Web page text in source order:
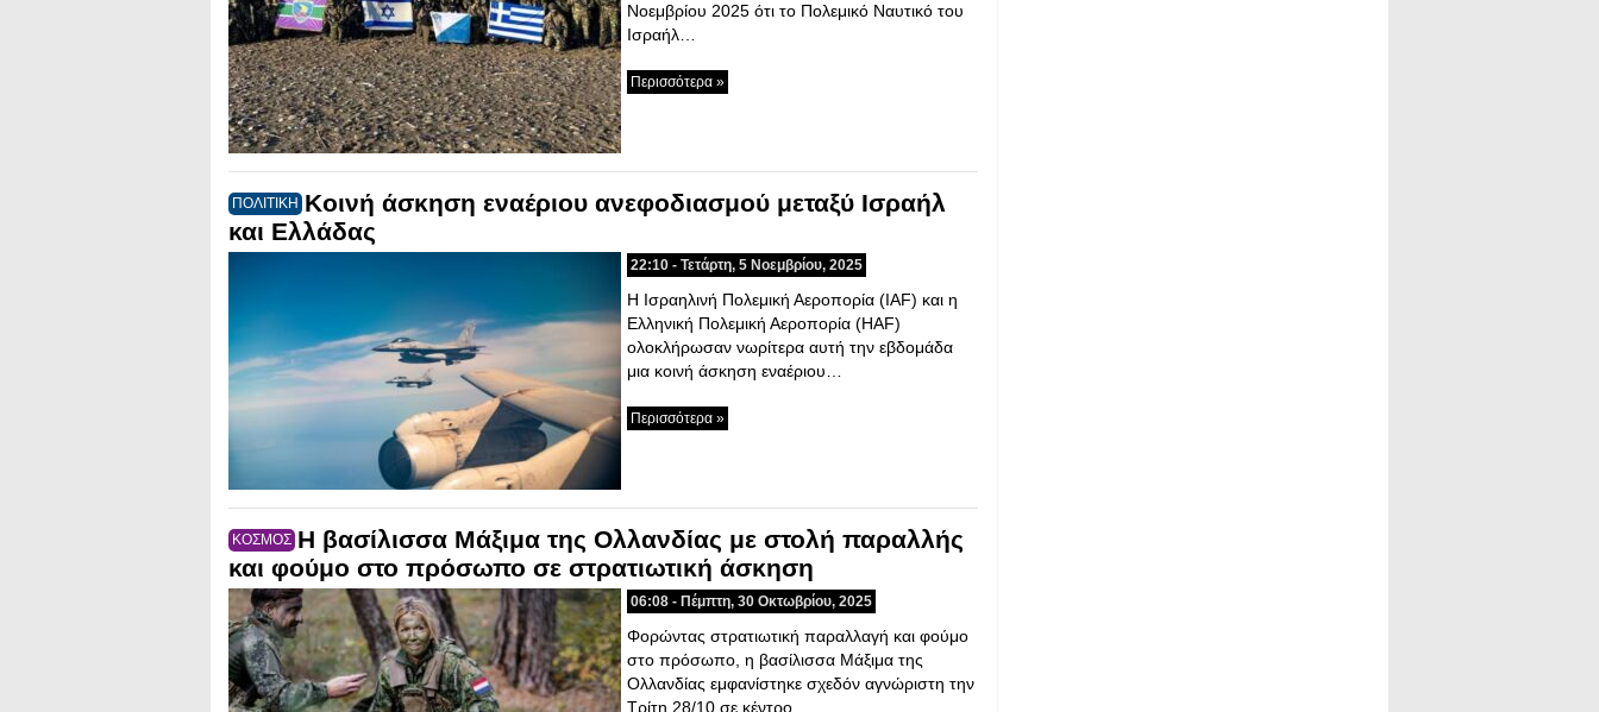
Νοεμβρίου 2025 ότι το Πολεμικό Ναυτικό του
Ισραήλ…
Περισσότερα »
ΠΟΛΙΤΙΚΗ Κοινή άσκηση εναέριου ανεφοδιασμού μεταξύ Ισραήλ
και Ελλάδας
22:10 - Τετάρτη, 5 Νοεμβρίου, 2025
Η Ισραηλινή Πολεμική Αεροπορία (IAF) και η
Ελληνική Πολεμική Αεροπορία (HAF)
ολοκλήρωσαν νωρίτερα αυτή την εβδομάδα
μια κοινή άσκηση εναέριου…
Περισσότερα »
ΚΟΣΜΟΣ Η βασίλισσα Μάξιμα της Ολλανδίας με στολή παραλλής
και φούμο στο πρόσωπο σε στρατιωτική άσκηση
06:08 - Πέμπτη, 30 Οκτωβρίου, 2025
Φορώντας στρατιωτική παραλλαγή και φούμο
στο πρόσωπο, η βασίλισσα Μάξιμα της
Ολλανδίας εμφανίστηκε σχεδόν αγνώριστη την
Τρίτη 28/10 σε κέντρο…